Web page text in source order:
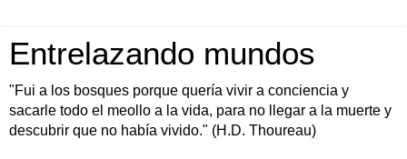
Entrelazando mundos
"Fui a los bosques porque quería vivir a conciencia y
sacarle todo el meollo a la vida, para no llegar a la muerte y
descubrir que no había vivido." (H.D. Thoureau)